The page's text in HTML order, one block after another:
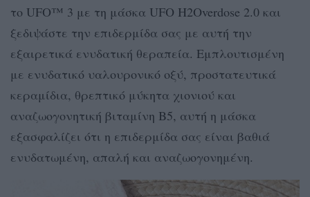
το UFO™ 3 με τη μάσκα UFO H2Overdose 2.0 και
ξεδιψάστε την επιδερμίδα σας με αυτή την
εξαιρετικά ενυδατική θεραπεία. Εμπλουτισμένη
με ενυδατικό υαλουρονικό οξύ, προστατευτικά
κεραμίδια, θρεπτικό μύκητα χιονιού και
αναζωογονητική βιταμίνη Β5, αυτή η μάσκα
εξασφαλίζει ότι η επιδερμίδα σας είναι βαθιά
ενυδατωμένη, απαλή και αναζωογονημένη.